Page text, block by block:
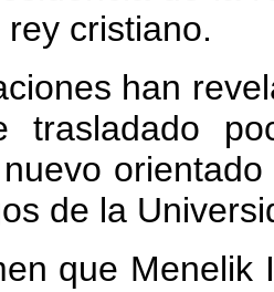
cristiano.
han
trasladado
de la
que